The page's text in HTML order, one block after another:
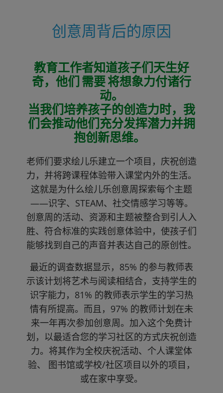
创意周背后的原因
教育工作者知道孩子们天生好
奇，他们 需要 将想象力付诸行
动。
当我们培养孩子的创造力时，我
们会推动他们充分发挥潜力并拥
抱创新思维。
老师们要求绘儿乐建立一个项目，庆祝创造
力，并将跨课程体验带入课堂内外的生活。
这就是为什么绘儿乐创意周探索每个主题
——识字、STEAM、社交情感学习等等。
创意周的活动、资源和主题被整合到引人入
胜、符合标准的实践创意体验中，使孩子们
能够找到自己的声音并表达自己的原创性。
最近的调查数据显示，85% 的参与教师表
示该计划将艺术与阅读相结合，支持学生的
识字能力，81% 的教师表示学生的学习热
情有所提高。而且，97% 的教师计划在未
来一年再次参加创意周。加入这个免费计
划，以最适合您的学习社区的方式庆祝创造
力。将其作为全校庆祝活动、个人课堂体
验、 图书馆或学校/社区项目以外的项目，
或在家中享受。